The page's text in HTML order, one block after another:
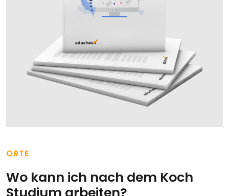
ORTE
Wo kann ich nach dem Koch